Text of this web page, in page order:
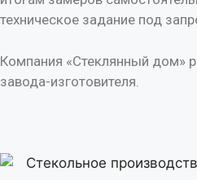
техническое задание под
Компания «Стеклянный дом»
завода-изготовителя.